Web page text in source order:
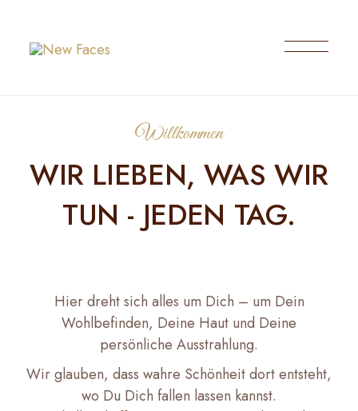
Willkommen
WIR LIEBEN, WAS WIR
TUN - JEDEN TAG.
Hier dreht sich alles um Dich – um Dein
Wohlbefinden, Deine Haut und Deine
persönliche Ausstrahlung.
Wir glauben, dass wahre Schönheit dort entsteht,
wo Du Dich fallen lassen kannst.